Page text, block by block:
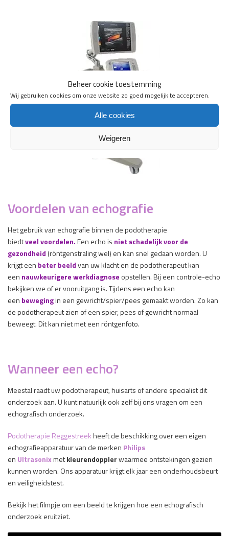
Beheer cookie toestemming
Wij gebruiken cookies om onze website zo goed mogelijk te accepteren.
Alle cookies
Weigeren
Voordelen van echografie
Het gebruik van echografie binnen de podotherapie
biedtveelvoordelen.Een echo is niet schadelijk voor de
gezondheid (röntgenstraling wel) en kan snel gedaan worden. U
krijgt een beter beeldvan uw klacht en de podotherapeut kan
een nauwkeurigere werkdiagnose opstellen. Bij een controle-echo
bekijken we of er vooruitgang is. Tijdens een echo kan
een bewegingin een gewricht/spier/pees gemaakt worden. Zo kan
de podotherapeut zien of een spier, pees of gewricht normaal
beweegt. Dit kan niet met een röntgenfoto.
Wanneer een echo?
Meestal raadt uw podotherapeut, huisarts of andere specialist dit
onderzoek aan. U kunt natuurlijk ook zelf bij ons vragen om een
echografisch onderzoek.
Podotherapie Reggestreekheeft de beschikking over een eigen
echografieapparatuur van de merken Philips
en Ultrasonixmetkleurendopplerwaarmee ontstekingen gezien
kunnen worden. Ons apparatuur krijgt elk jaar een onderhoudsbeurt
en veiligheidstest.
Bekijk het filmpje om een beeld te krijgen hoe een echografisch
onderzoek eruitziet.